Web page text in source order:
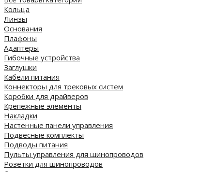
Кольца
Линзы
Основания
Плафоны
Адаптеры
Гибочные устройства
Заглушки
Кабели питания
Коннекторы для трековых систем
Коробки для драйверов
Крепежные элементы
Накладки
Настенные панели управления
Подвесные комплекты
Подводы питания
Пульты управления для шинопроводов
Розетки для шинопроводов